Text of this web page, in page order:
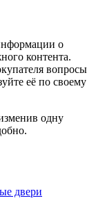
о
контента.
вопросы
её по своему
одну
двери